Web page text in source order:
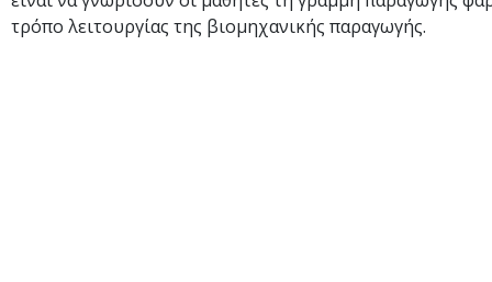
τρόπο λειτουργίας της βιομηχανικής παραγωγής.